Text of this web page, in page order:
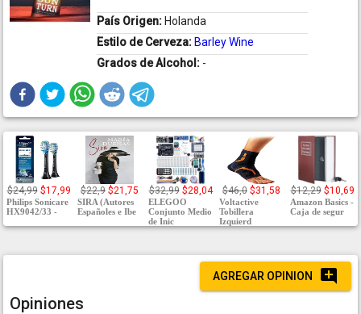
País Origen: Holanda
Estilo de Cerveza: Barley Wine
Grados de Alcohol: -
$24,99 $17,99
Philips Sonicare
HX9042/33 -
$22,9 $21,75
SIRA (Autores
Españoles e Ibe
$32,99 $28,04
ELEGOO
Conjunto Medio
de Inic
$46,0 $31,58
Voltactive
Tobillera
Izquierd
$12,29 $10,69
Amazon Basics -
Caja de segur
AGREGAR OPINION
Opiniones